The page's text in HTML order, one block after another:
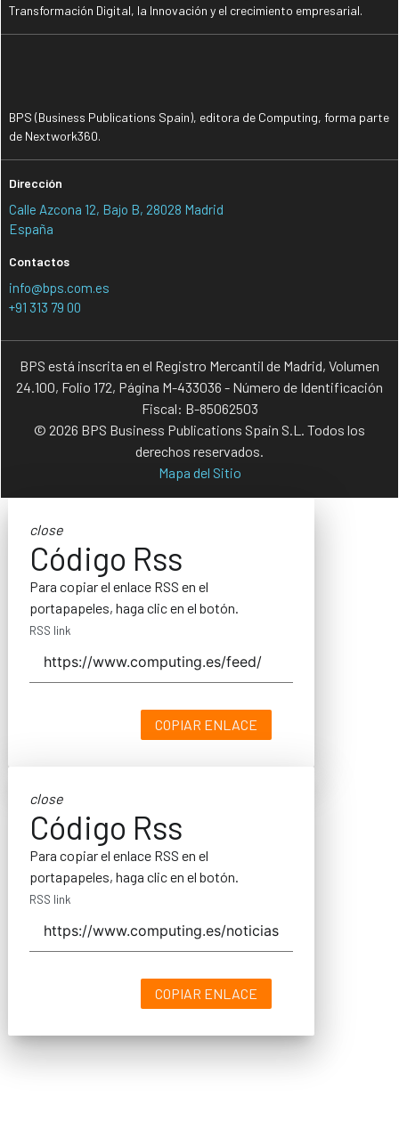
Transformación Digital, la Innovación y el crecimiento empresarial.
BPS (Business Publications Spain), editora de Computing, forma parte
de Nextwork360.
Dirección
Calle Azcona 12, Bajo B, 28028 Madrid
España
Contactos
info@bps.com.es
+91 313 79 00
BPS está inscrita en el Registro Mercantil de Madrid, Volumen
24.100, Folio 172, Página M-433036 - Número de Identificación
Fiscal: B-85062503
© 2026 BPS Business Publications Spain S.L. Todos los
derechos reservados.
Mapa del Sitio
close
Código Rss
Para copiar el enlace RSS en el
portapapeles, haga clic en el botón.
RSS link
COPIAR ENLACE
close
Código Rss
Para copiar el enlace RSS en el
portapapeles, haga clic en el botón.
RSS link
COPIAR ENLACE